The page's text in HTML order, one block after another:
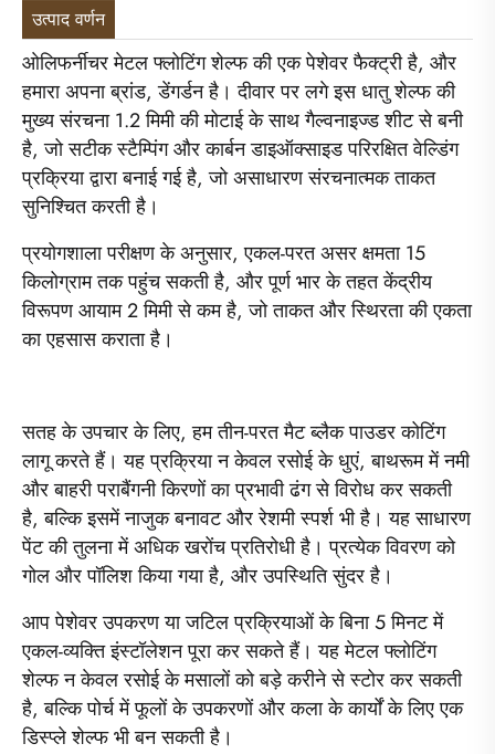
उत्पाद वर्णन
ओलिफर्नीचर मेटल फ्लोटिंग शेल्फ की एक पेशेवर फैक्ट्री है, और
हमारा अपना ब्रांड, डेंगर्डन है। दीवार पर लगे इस धातु शेल्फ की
मुख्य संरचना 1.2 मिमी की मोटाई के साथ गैल्वनाइज्ड शीट से बनी
है, जो सटीक स्टैम्पिंग और कार्बन डाइऑक्साइड परिरक्षित वेल्डिंग
प्रक्रिया द्वारा बनाई गई है, जो असाधारण संरचनात्मक ताकत
सुनिश्चित करती है।
प्रयोगशाला परीक्षण के अनुसार, एकल-परत असर क्षमता 15
किलोग्राम तक पहुंच सकती है, और पूर्ण भार के तहत केंद्रीय
विरूपण आयाम 2 मिमी से कम है, जो ताकत और स्थिरता की एकता
का एहसास कराता है।
सतह के उपचार के लिए, हम तीन-परत मैट ब्लैक पाउडर कोटिंग
लागू करते हैं। यह प्रक्रिया न केवल रसोई के धुएं, बाथरूम में नमी
और बाहरी पराबैंगनी किरणों का प्रभावी ढंग से विरोध कर सकती
है, बल्कि इसमें नाजुक बनावट और रेशमी स्पर्श भी है। यह साधारण
पेंट की तुलना में अधिक खरोंच प्रतिरोधी है। प्रत्येक विवरण को
गोल और पॉलिश किया गया है, और उपस्थिति सुंदर है।
आप पेशेवर उपकरण या जटिल प्रक्रियाओं के बिना 5 मिनट में
एकल-व्यक्ति इंस्टॉलेशन पूरा कर सकते हैं। यह मेटल फ्लोटिंग
शेल्फ न केवल रसोई के मसालों को बड़े करीने से स्टोर कर सकती
है, बल्कि पोर्च में फूलों के उपकरणों और कला के कार्यों के लिए एक
डिस्प्ले शेल्फ भी बन सकती है।